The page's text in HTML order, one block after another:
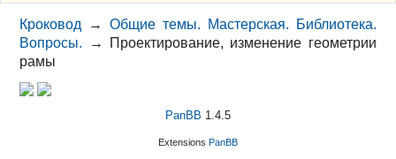
Кроковод →Общие темы. Мастерская. Библиотека.
Вопросы.
→
Проектирование, изменение геометрии
рамы
PanBB 1.4.5
Extensions PanBB